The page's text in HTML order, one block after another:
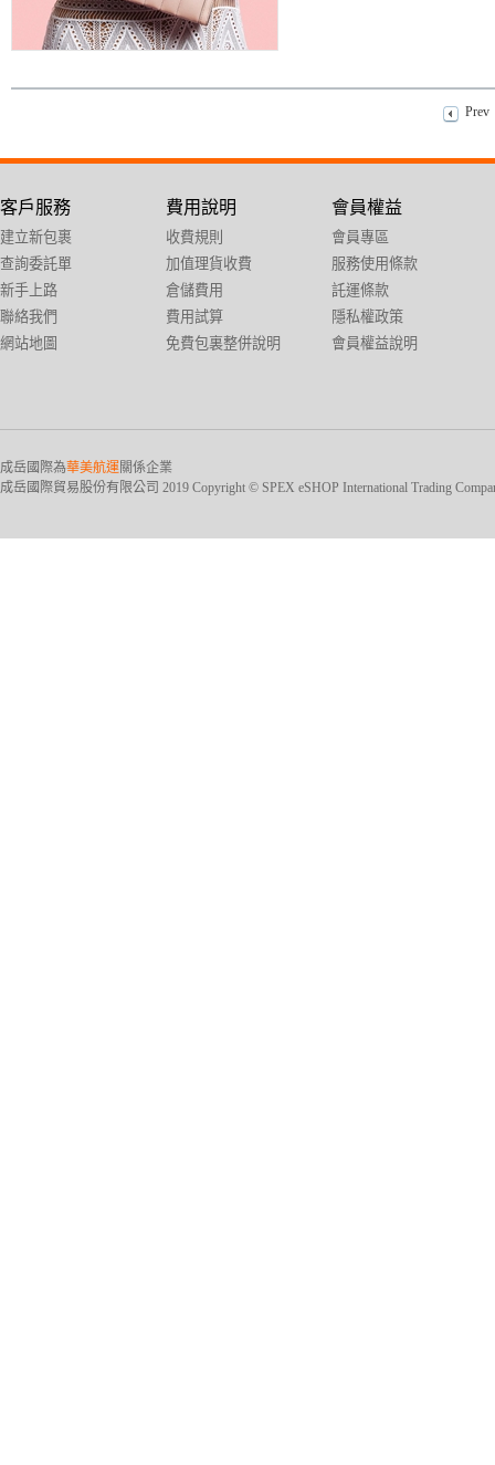
Prev
客戶服務
建立新包裹
查詢委託單
新手上路
聯絡我們
網站地圖
費用說明
收費規則
加值理貨收費
倉儲費用
費用試算
免費包裏整併說明
會員權益
會員專區
服務使用條款
託運條款
隱私權政策
會員權益說明
成岳國際為華美航運關係企業
成岳國際貿易股份有限公司 2019 Copyright © SPEX eSHOP International Trading